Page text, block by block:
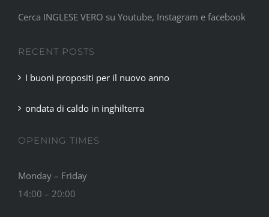
Cerca INGLESE VERO su Youtube, Instagram e facebook
RECENT POSTS
I buoni propositi per il nuovo anno
ondata di caldo in inghilterra
OPENING TIMES
Monday – Friday
14:00 – 20:00